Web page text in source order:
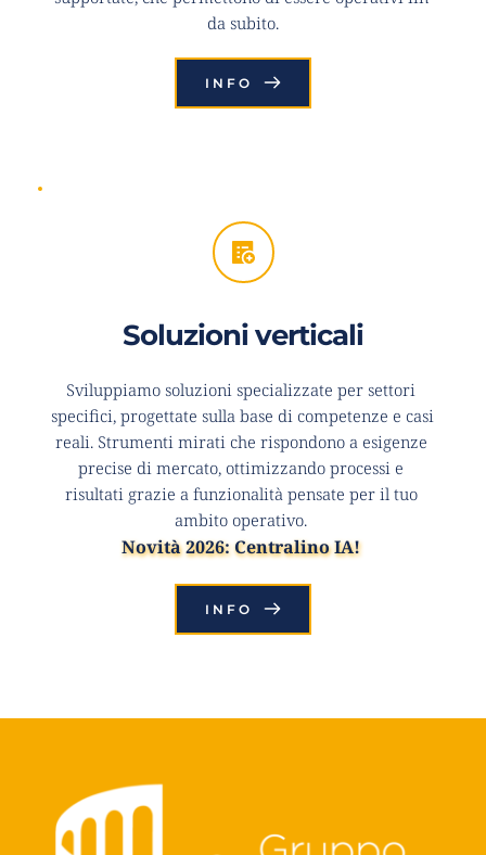
da subito.
INFO
Soluzioni verticali
Sviluppiamo soluzioni specializzate per settori
specifici, progettate sulla base di competenze e casi
reali. Strumenti mirati che rispondono a esigenze
precise di mercato, ottimizzando processi e
risultati grazie a funzionalità pensate per il tuo
ambito operativo.
Novità 2026: Centralino IA!
INFO